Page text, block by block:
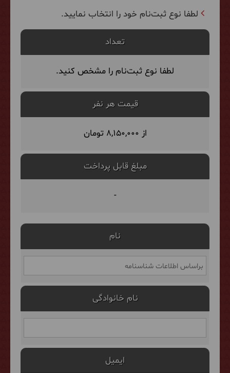
لطفا نوع ثبت‌نام خود را انتخاب نمایید.
تعداد
لطفا نوع ثبت‌نام را مشخص کنید.
قیمت هر نفر
از 8,150,000 تومان
مبلغ قابل پرداخت
-
نام
نام خانوادگی
ایمیل